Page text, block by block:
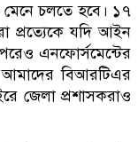
চলতে হবে। ১৭
প্রত্যেকে যদি আইন
এনফোর্সমেন্টের
আমাদের বিআরটিএর
জেলা প্রশাসকরাও